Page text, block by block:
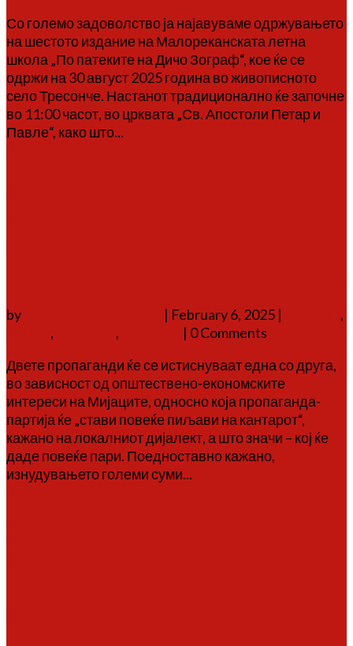
Со големо задоволство ја најавуваме одржувањето
на шестото издание на Малореканската летна
школа „По патеките на Дичо Зограф“, кое ќе се
одржи на 30 август 2025 година во живописното
село Тресонче. Настанот традиционално ќе започне
во 11:00 часот, во црквата „Св. Апостоли Петар и
Павле“, како што...
by | February 6, 2025 |
,
, ,
| 0 Comments
Двете пропаганди ќе се истиснуваат една со друга,
во зависност од општествено-економските
интереси на Мијаците, односно која пропаганда-
партија ќе „стави повеќе пиљави на кантарот“,
кажано на локалниот дијалект, а што значи – кој ќе
даде повеќе пари. Поедноставно кажано,
изнудувањето големи суми...